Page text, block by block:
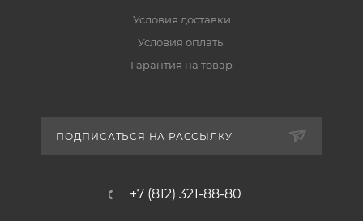
Условия доставки
Условия оплаты
Гарантия на товар
ПОДПИСАТЬСЯ НА РАССЫЛКУ
+7 (812) 321-88-80